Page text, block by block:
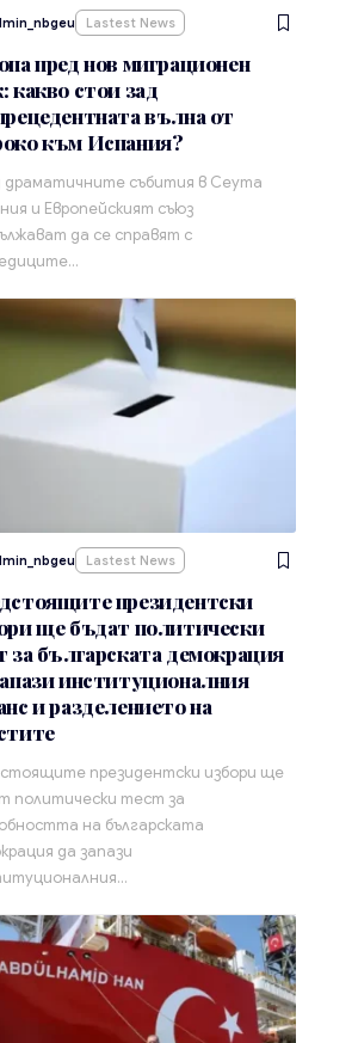
Lastest News
пред нов миграционен
какво стои зад
вълна от
към Испания?
драматичните събития в Сеута
и Европейският съюз
да се справят с
Lastest News
президентски
ще бъдат политически
за българската демокрация
институционалния
и разделението на
президентски избори ще
политически тест за
на българската
да запази